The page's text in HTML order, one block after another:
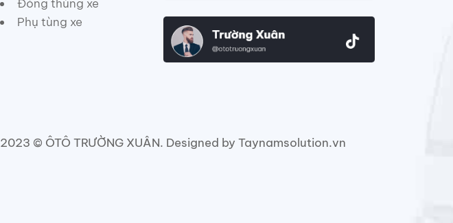
Đóng thùng xe
Phụ tùng xe
2023 © ÔTÔ TRƯỜNG XUÂN. Designed by Taynamsolution.vn